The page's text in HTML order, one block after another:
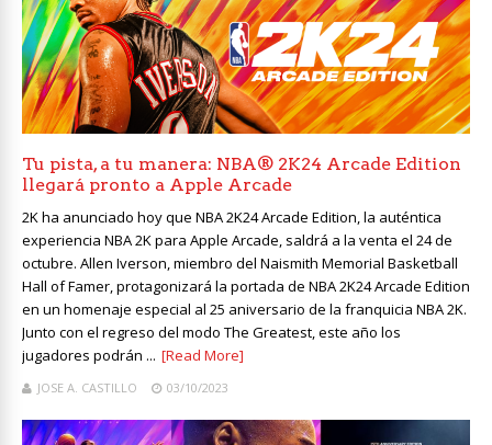
Tu pista, a tu manera: NBA® 2K24 Arcade Edition
llegará pronto a Apple Arcade
2K ha anunciado hoy que NBA 2K24 Arcade Edition, la auténtica
experiencia NBA 2K para Apple Arcade, saldrá a la venta el 24 de
octubre. Allen Iverson, miembro del Naismith Memorial Basketball
Hall of Famer, protagonizará la portada de NBA 2K24 Arcade Edition
en un homenaje especial al 25 aniversario de la franquicia NBA 2K.
Junto con el regreso del modo The Greatest, este año los
jugadores podrán ... [Read More]
JOSE A. CASTILLO 03/10/2023